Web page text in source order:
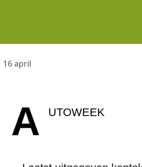
16 april
A UTOWEEK